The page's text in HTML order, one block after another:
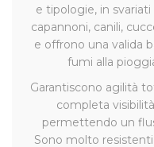
e tipologie, in
capannoni, canili,
e offrono una valida
fumi alla
Garantiscono agilità
completa
permettendo un
Sono molto